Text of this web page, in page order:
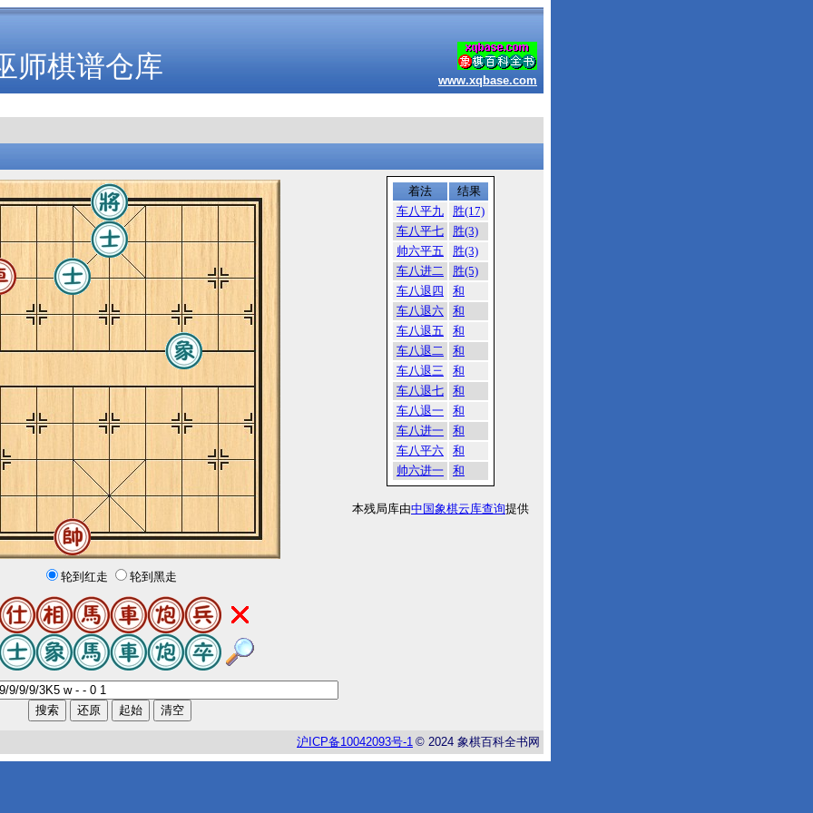
师棋谱仓库 www.xqbase.com
轮到红走 轮到黑走
着法
结果
车八平九
胜(17)
车八平七
胜(3)
帅六平五
胜(3)
车八进二
胜(5)
车八退四
和
车八退六
和
车八退五
和
车八退二
和
车八退三
和
车八退七
和
车八退一
和
车八进一
和
车八平六
和
帅六进一
和
本残局库由中国象棋云库查询提供
沪 ICP备10042093号-1 © 2024 象棋百科全书网